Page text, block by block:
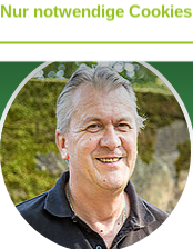
Nur notwendige Cookies